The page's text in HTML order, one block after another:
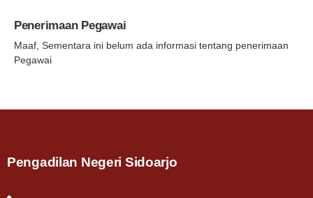
Penerimaan Pegawai
Maaf, Sementara ini belum ada informasi tentang penerimaan
Pegawai
Pengadilan Negeri Sidoarjo